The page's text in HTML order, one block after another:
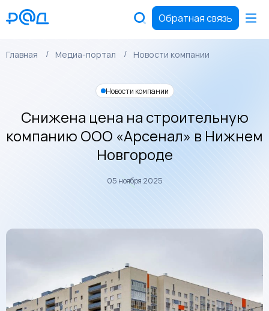
Обратная связь
Главная Медиа-портал Новости компании
Новости компании
Снижена цена на строительную
компанию ООО «Арсенал» в Нижнем
Новгороде
05 ноября 2025